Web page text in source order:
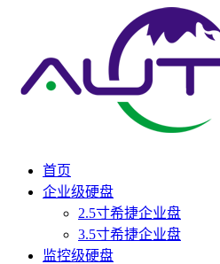
首页
企业级硬盘
2.5寸希捷企业盘
3.5寸希捷企业盘
监控级硬盘